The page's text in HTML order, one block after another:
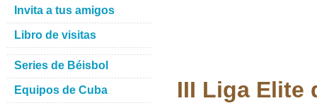
III Liga Elite
Invita a tus amigos
Libro de visitas
Series de Béisbol
Equipos de Cuba